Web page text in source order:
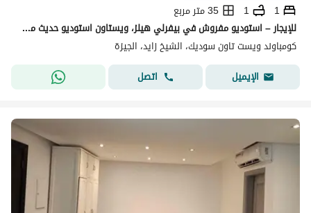
1
1
35 متر مربع
للإيجار – استوديو مفروش في بيفرلي هيلز، ويستاون استوديو حديث مفروش بالكامل بتشطيبات راقية المساحة المبنية: ٣٥ م² تراس واسع: ٩٠ م² عقد سنوي ف
كومباوند ويست تاون سوديك، الشيخ زايد، الجيزة
الإيميل
اتصل